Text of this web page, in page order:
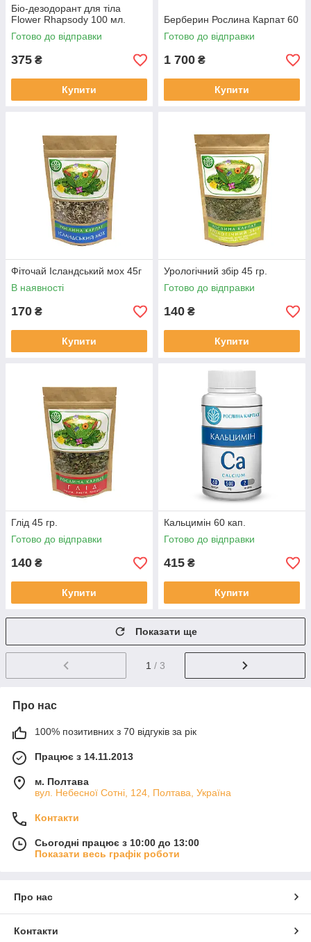
Біо-дезодорант для тіла
Flower Rhapsody 100 мл.
Готово до відправки
375 ₴
Купити
Берберин Рослина Карпат 60
Готово до відправки
1 700 ₴
Купити
Фіточай Ісландський мох 45г
В наявності
170 ₴
Купити
Урологічний збір 45 гр.
Готово до відправки
140 ₴
Купити
Глід 45 гр.
Готово до відправки
140 ₴
Купити
Кальцимін 60 кап.
Готово до відправки
415 ₴
Купити
Показати ще
1 / 3
Про нас
100% позитивних з 70 відгуків за рік
Працює з 14.11.2013
м. Полтава
вул. Небесної Сотні, 124, Полтава, Україна
Контакти
Сьогодні працює з 10:00 до 13:00
Показати весь графік роботи
Про нас
Контакти